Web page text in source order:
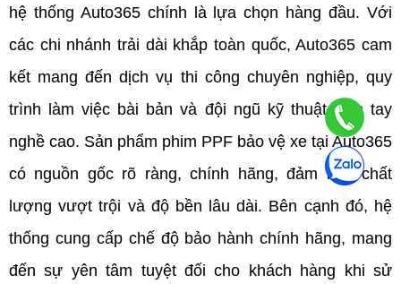
hệ thống Auto365 chính là lựa chọn hàng đầu. Với
các chi nhánh trải dài khắp toàn quốc, Auto365 cam
kết mang đến dịch vụ thi công chuyên nghiệp, quy
trình làm việc bài bản và đội ngũ kỹ thuật viên tay
nghề cao. Sản phẩm phim PPF bảo vệ xe tại Auto365
có nguồn gốc rõ ràng, chính hãng, đảm bảo chất
lượng vượt trội và độ bền lâu dài. Bên cạnh đó, hệ
thống cung cấp chế độ bảo hành chính hãng, mang
đến sự yên tâm tuyệt đối cho khách hàng khi sử